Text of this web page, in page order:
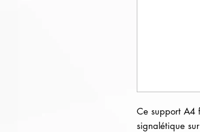
Ce support A4
signalétique